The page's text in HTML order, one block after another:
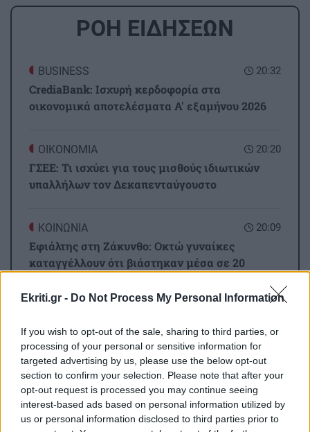
Ekriti.gr - Do Not Process My Personal Information
If you wish to opt-out of the sale, sharing to third parties, or
processing of your personal or sensitive information for
targeted advertising by us, please use the below opt-out
section to confirm your selection. Please note that after your
opt-out request is processed you may continue seeing
interest-based ads based on personal information utilized by
us or personal information disclosed to third parties prior to
ΡΟΗ ΕΙΔΗΣΕΩΝ
20:32
BUSINESS
CrediaBank: Ισχυρή κερδοφορία στα
οικονομικά αποτελέσματα Α' εξαμήνου 2026
20:20
ΟΙΚΟΝΟΜΙΑ
ΓΣΕΕ: Τι ισχύει για τους μισθούς ιδιωτικών
υπαλλήλων τον Δεκαπενταύγουστο
20:09
ΚΟΙΝΩΝΙΑ
Εφιάλτης στη Ζάκυνθο: Οκτώ γυναίκες
καταγγέλλουν ότι βιάστηκαν μέσα σε 20
Παράσχος: Στο νοσοκομείο ο ηθοποιός που
δίνει μάχη με τον καρκίνο
19:50
ΑΘΛΗΤΙΚΑ
Ανακοίνωσε Ντιομαντέ η Ρεάλ Μαδρίτης